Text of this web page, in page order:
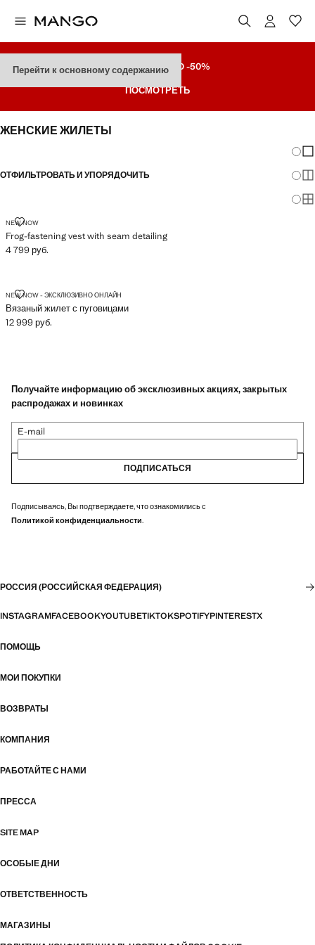
Перейти к основному содержанию
РАСПРОДАЖА
ДO -50%
ПОСМОТРЕТЬ
ЖЕНСКИЕ ЖИЛЕТЫ
ОТФИЛЬТРОВАТЬ И УПОРЯДОЧИТЬ
NEW NOW
Frog-fastening vest with seam detailing
FROG-FASTENING VEST WITH SEAM DETAILING
Текущая цена [4 799 руб. ]
4 799 руб.
NEW NOW - ЭКСКЛЮЗИВНО ОНЛАЙН
Вязаный жилет с пуговицами
ВЯЗАНЫЙ ЖИЛЕТ С ПУГОВИЦАМИ
Текущая цена [12 999 руб. ]
12 999 руб.
Получайте информацию об эксклюзивных акциях, закрытых
распродажах и новинках
E-mail
ПОДПИСАТЬСЯ
Подписываясь, Вы подтверждаете, что ознакомились с
Политикой конфиденциальности.
РОССИЯ (РОССИЙСКАЯ ФЕДЕРАЦИЯ)
INSTAGRAMFACEBOOKYOUTUBETIKTOKSPOTIFYPINTERESTX
ПОМОЩЬ
МОИ ПОКУПКИ
ВОЗВРАТЫ
КОМПАНИЯ
РАБОТАЙТЕ С НАМИ
ПРЕССА
SITE MAP
ОСОБЫЕ ДНИ
ОТВЕТСТВЕННОСТЬ
МАГАЗИНЫ